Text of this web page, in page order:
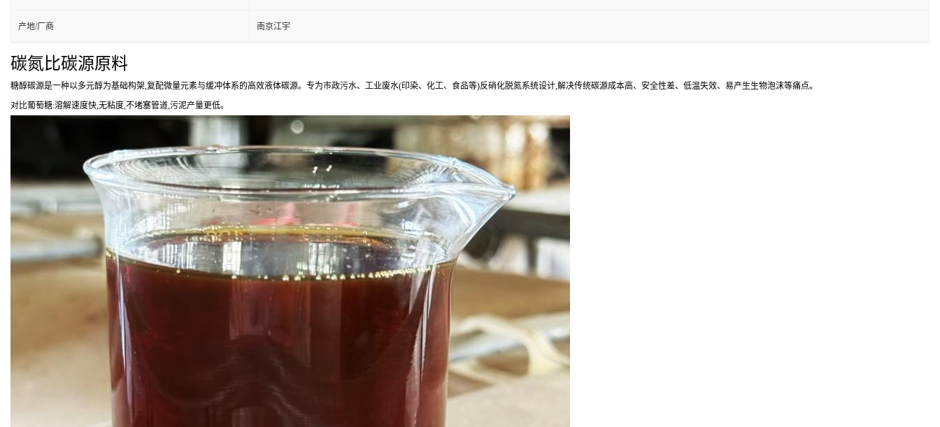
产地/厂商 南京江宇
碳氮比碳源原料
糖醇碳源是一种以多元醇为基础构架,复配微量元素与缓冲体系的高效液体碳源。专为市政污水、工业废水(印染、化工、食品等)反硝化脱氮系统设计,解决传统碳源成本高、安全性差、低温失效、易产生生物泡沫等痛点。
对比葡萄糖:溶解速度快,无粘度,不堵塞管道,污泥产量更低。